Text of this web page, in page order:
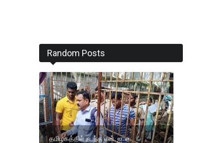
Random Posts
தமிழகத்தில் நடந்த என். ஐ. ஏ.